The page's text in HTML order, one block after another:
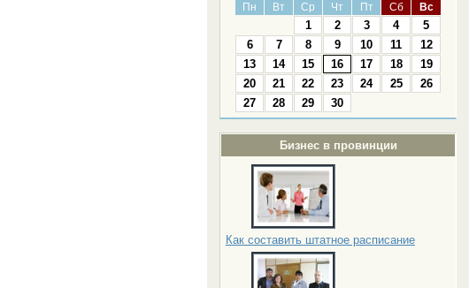
Пн Вт Ср Чт Пт Сб Вс
1 2 3 4
5
6
7 8 9 10 11
12
13
14 15 16 17 18
19
20
21 22 23 24 25
26
27
28 29 30
Бизнес в провинции
Как составить штатное расписание